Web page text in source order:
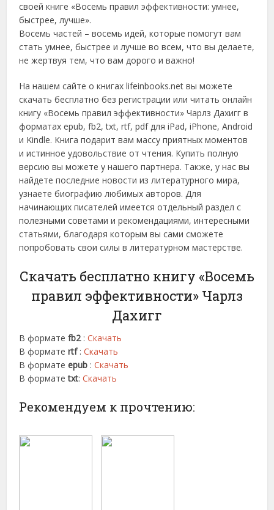
своей книге «Восемь правил эффективности: умнее,
быстрее, лучше».
Восемь частей – восемь идей, которые помогут вам
стать умнее, быстрее и лучше во всем, что вы делаете,
не жертвуя тем, что вам дорого и важно!
На нашем сайте о книгах lifeinbooks.net вы можете
скачать бесплатно без регистрации или читать онлайн
книгу «Восемь правил эффективности» Чарлз Дахигг в
форматах epub, fb2, txt, rtf, pdf для iPad, iPhone, Android
и Kindle. Книга подарит вам массу приятных моментов
и истинное удовольствие от чтения. Купить полную
версию вы можете у нашего партнера. Также, у нас вы
найдете последние новости из литературного мира,
узнаете биографию любимых авторов. Для
начинающих писателей имеется отдельный раздел с
полезными советами и рекомендациями, интересными
статьями, благодаря которым вы сами сможете
попробовать свои силы в литературном мастерстве.
Скачать бесплатно книгу «Восемь
правил эффективности» Чарлз
Дахигг
В форматеfb2:Скачать
В форматеrtf :Скачать
В форматеepub :Скачать
В форматеtxt:Скачать
Рекомендуем к прочтению: